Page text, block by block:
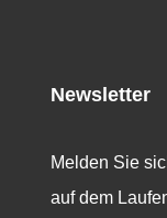
Newsletter
Melden Sie
auf dem